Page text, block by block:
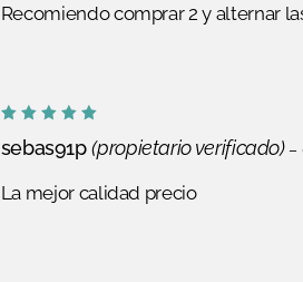
Recomiendo comprar 2 y alternar
con5de
sebas91p(propietario verificado) –
La mejor calidad precio